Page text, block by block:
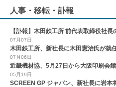
人事・移転・訃報
【訃報】木田鉄工所 前代表取締役社長
07月07日
木田鉄工所、新社長に木田憲治氏が就
07月06日
近畿機材協、5月27日から大阪印刷会
05月19日
SCREEN GP ジャパン、新社長に岩本